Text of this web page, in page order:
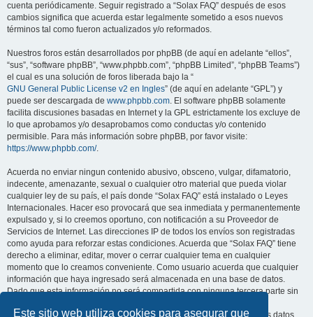
Este sitio web utiliza cookies para asegurar que
cuenta periódicamente. Seguir registrado a “Solax FAQ” después de esos
cambios significa que acuerda estar legalmente sometido a esos nuevos
términos tal como fueron actualizados y/o reformados.
Nuestros foros están desarrollados por phpBB (de aquí en adelante “ellos”,
“sus”, “software phpBB”, “www.phpbb.com”, “phpBB Limited”, “phpBB Teams”)
el cual es una solución de foros liberada bajo la “
GNU General Public License v2 en Ingles” (de aquí en adelante “GPL”) y
puede ser descargada de www.phpbb.com. El software phpBB solamente
facilita discusiones basadas en Internet y la GPL estrictamente los excluye de
lo que aprobamos y/o desaprobamos como conductas y/o contenido
permisible. Para más información sobre phpBB, por favor visite:
https://www.phpbb.com/.
Acuerda no enviar ningun contenido abusivo, obsceno, vulgar, difamatorio,
indecente, amenazante, sexual o cualquier otro material que pueda violar
cualquier ley de su país, el país donde “Solax FAQ” está instalado o Leyes
Internacionales. Hacer eso provocará que sea inmediata y permanentemente
expulsado y, si lo creemos oportuno, con notificación a su Proveedor de
Servicios de Internet. Las direcciones IP de todos los envíos son registradas
como ayuda para reforzar estas condiciones. Acuerda que “Solax FAQ” tiene
derecho a eliminar, editar, mover o cerrar cualquier tema en cualquier
momento que lo creamos conveniente. Como usuario acuerda que cualquier
información que haya ingresado será almacenada en una base de datos.
Dado que esta información no será compartida con ninguna tercera parte sin
responsables por cualquier intento de hacking que conlleve a que los datos